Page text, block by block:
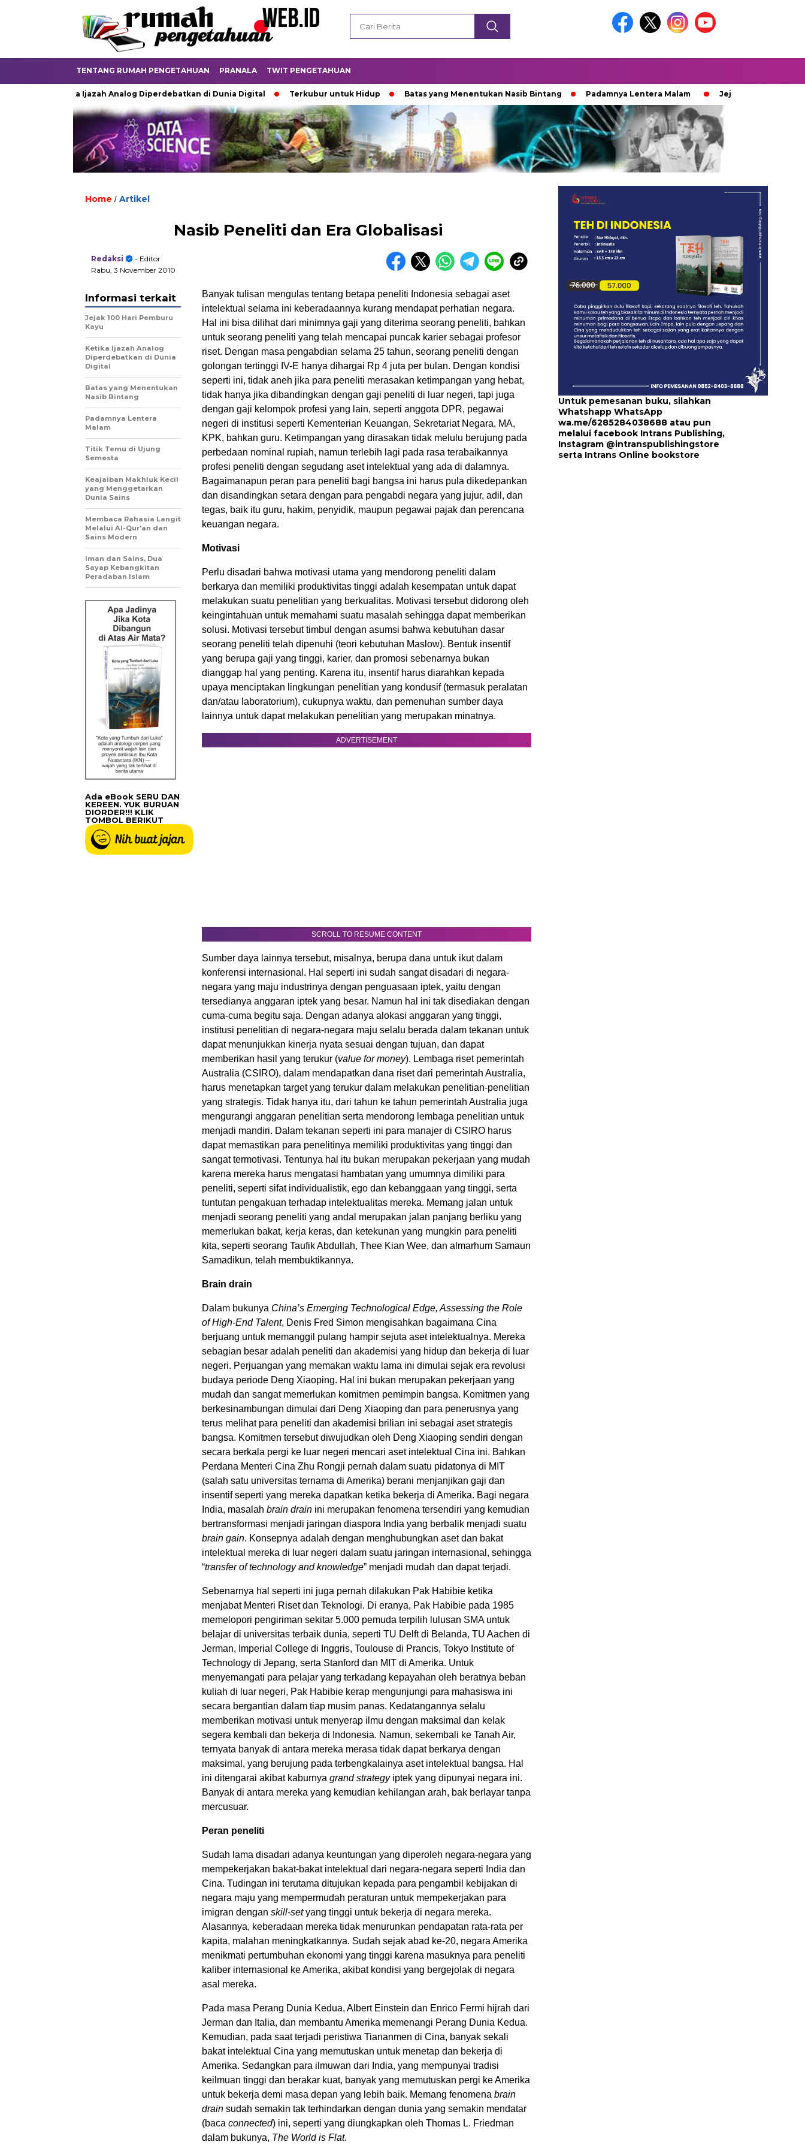
TENTANG RUMAH PENGETAHUAN PRANALA TWIT PENGETAHUAN
Ketika Ijazah Analog Diperdebatkan di Dunia Digital Terkubur untuk Hidup Batas yang Menentukan Nasib Bintang Padamnya Lentera Malam Jejak 100 Hari Pemburu Kayu
Home / Artikel
Nasib Peneliti dan Era Globalisasi
Redaksi
- Editor
Rabu, 3 November 2010
Banyak tulisan mengulas tentang betapa peneliti Indonesia sebagai aset
intelektual selama ini keberadaannya kurang mendapat perhatian negara.
Hal ini bisa dilihat dari minimnya gaji yang diterima seorang peneliti, bahkan
untuk seorang peneliti yang telah mencapai puncak karier sebagai profesor
riset. Dengan masa pengabdian selama 25 tahun, seorang peneliti dengan
golongan tertinggi IV-E hanya dihargai Rp 4 juta per bulan. Dengan kondisi
seperti ini, tidak aneh jika para peneliti merasakan ketimpangan yang hebat,
tidak hanya jika dibandingkan dengan gaji peneliti di luar negeri, tapi juga
dengan gaji kelompok profesi yang lain, seperti anggota DPR, pegawai
negeri di institusi seperti Kementerian Keuangan, Sekretariat Negara, MA,
KPK, bahkan guru. Ketimpangan yang dirasakan tidak melulu berujung pada
perbedaan nominal rupiah, namun terlebih lagi pada rasa terabaikannya
profesi peneliti dengan segudang aset intelektual yang ada di dalamnya.
Bagaimanapun peran para peneliti bagi bangsa ini harus pula dikedepankan
dan disandingkan setara dengan para pengabdi negara yang jujur, adil, dan
tegas, baik itu guru, hakim, penyidik, maupun pegawai pajak dan perencana
keuangan negara.
Motivasi
Perlu disadari bahwa motivasi utama yang mendorong peneliti dalam
berkarya dan memiliki produktivitas tinggi adalah kesempatan untuk dapat
melakukan suatu penelitian yang berkualitas. Motivasi tersebut didorong oleh
keingintahuan untuk memahami suatu masalah sehingga dapat memberikan
solusi. Motivasi tersebut timbul dengan asumsi bahwa kebutuhan dasar
seorang peneliti telah dipenuhi (teori kebutuhan Maslow). Bentuk insentif
yang berupa gaji yang tinggi, karier, dan promosi sebenarnya bukan
dianggap hal yang penting. Karena itu, insentif harus diarahkan kepada
upaya menciptakan lingkungan penelitian yang kondusif (termasuk peralatan
dan/atau laboratorium), cukupnya waktu, dan pemenuhan sumber daya
lainnya untuk dapat melakukan penelitian yang merupakan minatnya.
ADVERTISEMENT
SCROLL TO RESUME CONTENT
Sumber daya lainnya tersebut, misalnya, berupa dana untuk ikut dalam
konferensi internasional. Hal seperti ini sudah sangat disadari di negara-
negara yang maju industrinya dengan penguasaan iptek, yaitu dengan
tersedianya anggaran iptek yang besar. Namun hal ini tak disediakan dengan
cuma-cuma begitu saja. Dengan adanya alokasi anggaran yang tinggi,
institusi penelitian di negara-negara maju selalu berada dalam tekanan untuk
dapat menunjukkan kinerja nyata sesuai dengan tujuan, dan dapat
memberikan hasil yang terukur (value for money). Lembaga riset pemerintah
Australia (CSIRO), dalam mendapatkan dana riset dari pemerintah Australia,
harus menetapkan target yang terukur dalam melakukan penelitian-penelitian
yang strategis. Tidak hanya itu, dari tahun ke tahun pemerintah Australia juga
mengurangi anggaran penelitian serta mendorong lembaga penelitian untuk
menjadi mandiri. Dalam tekanan seperti ini para manajer di CSIRO harus
dapat memastikan para penelitinya memiliki produktivitas yang tinggi dan
sangat termotivasi. Tentunya hal itu bukan merupakan pekerjaan yang mudah
karena mereka harus mengatasi hambatan yang umumnya dimiliki para
peneliti, seperti sifat individualistik, ego dan kebanggaan yang tinggi, serta
tuntutan pengakuan terhadap intelektualitas mereka. Memang jalan untuk
menjadi seorang peneliti yang andal merupakan jalan panjang berliku yang
memerlukan bakat, kerja keras, dan ketekunan yang mungkin para peneliti
kita, seperti seorang Taufik Abdullah, Thee Kian Wee, dan almarhum Samaun
Samadikun, telah membuktikannya.
Brain drain
Dalam bukunya China’s Emerging Technological Edge, Assessing the Role
of High-End Talent, Denis Fred Simon mengisahkan bagaimana Cina
berjuang untuk memanggil pulang hampir sejuta aset intelektualnya. Mereka
sebagian besar adalah peneliti dan akademisi yang hidup dan bekerja di luar
negeri. Perjuangan yang memakan waktu lama ini dimulai sejak era revolusi
budaya periode Deng Xiaoping. Hal ini bukan merupakan pekerjaan yang
mudah dan sangat memerlukan komitmen pemimpin bangsa. Komitmen yang
berkesinambungan dimulai dari Deng Xiaoping dan para penerusnya yang
terus melihat para peneliti dan akademisi brilian ini sebagai aset strategis
bangsa. Komitmen tersebut diwujudkan oleh Deng Xiaoping sendiri dengan
secara berkala pergi ke luar negeri mencari aset intelektual Cina ini. Bahkan
Perdana Menteri Cina Zhu Rongji pernah dalam suatu pidatonya di MIT
(salah satu universitas ternama di Amerika) berani menjanjikan gaji dan
insentif seperti yang mereka dapatkan ketika bekerja di Amerika. Bagi negara
India, masalah brain drain ini merupakan fenomena tersendiri yang kemudian
bertransformasi menjadi jaringan diaspora India yang berbalik menjadi suatu
brain gain. Konsepnya adalah dengan menghubungkan aset dan bakat
intelektual mereka di luar negeri dalam suatu jaringan internasional, sehingga
“transfer of technology and knowledge” menjadi mudah dan dapat terjadi.
Sebenarnya hal seperti ini juga pernah dilakukan Pak Habibie ketika
menjabat Menteri Riset dan Teknologi. Di eranya, Pak Habibie pada 1985
memelopori pengiriman sekitar 5.000 pemuda terpilih lulusan SMA untuk
belajar di universitas terbaik dunia, seperti TU Delft di Belanda, TU Aachen di
Jerman, Imperial College di Inggris, Toulouse di Prancis, Tokyo Institute of
Technology di Jepang, serta Stanford dan MIT di Amerika. Untuk
menyemangati para pelajar yang terkadang kepayahan oleh beratnya beban
kuliah di luar negeri, Pak Habibie kerap mengunjungi para mahasiswa ini
secara bergantian dalam tiap musim panas. Kedatangannya selalu
memberikan motivasi untuk menyerap ilmu dengan maksimal dan kelak
segera kembali dan bekerja di Indonesia. Namun, sekembali ke Tanah Air,
ternyata banyak di antara mereka merasa tidak dapat berkarya dengan
maksimal, yang berujung pada terbengkalainya aset intelektual bangsa. Hal
ini ditengarai akibat kaburnya grand strategyiptek yang dipunyai negara ini.
Banyak di antara mereka yang kemudian kehilangan arah, bak berlayar tanpa
mercusuar.
Peran peneliti
Sudah lama disadari adanya keuntungan yang diperoleh negara-negara yang
mempekerjakan bakat-bakat intelektual dari negara-negara seperti India dan
Cina. Tudingan ini terutama ditujukan kepada para pengambil kebijakan di
negara maju yang mempermudah peraturan untuk mempekerjakan para
imigran dengan skill-setyang tinggi untuk bekerja di negara mereka.
Alasannya, keberadaan mereka tidak menurunkan pendapatan rata-rata per
kapita, malahan meningkatkannya. Sudah sejak abad ke-20, negara Amerika
menikmati pertumbuhan ekonomi yang tinggi karena masuknya para peneliti
kaliber internasional ke Amerika, akibat kondisi yang bergejolak di negara
asal mereka.
Pada masa Perang Dunia Kedua, Albert Einstein dan Enrico Fermi hijrah dari
Jerman dan Italia, dan membantu Amerika memenangi Perang Dunia Kedua.
Kemudian, pada saat terjadi peristiwa Tiananmen di Cina, banyak sekali
bakat intelektual Cina yang memutuskan untuk menetap dan bekerja di
Amerika. Sedangkan para ilmuwan dari India, yang mempunyai tradisi
keilmuan tinggi dan berakar kuat, banyak yang memutuskan pergi ke Amerika
untuk bekerja demi masa depan yang lebih baik. Memang fenomena brain
drain sudah semakin tak terhindarkan dengan dunia yang semakin mendatar
(baca connected) ini, seperti yang diungkapkan oleh Thomas L. Friedman
dalam bukunya, The World is Flat.
Informasi terkait
Jejak 100 Hari Pemburu
Kayu
Ketika Ijazah Analog
Diperdebatkan di Dunia
Digital
Batas yang Menentukan
Nasib Bintang
Padamnya Lentera
Malam
Titik Temu di Ujung
Semesta
Keajaiban Makhluk Kecil
yang Menggetarkan
Dunia Sains
Membaca Rahasia Langit
Melalui Al-Qur’an dan
Sains Modern
Iman dan Sains, Dua
Sayap Kebangkitan
Peradaban Islam
Ada eBook SERU DAN
KEREEN. YUK BURUAN
DIORDER!!! KLIK
TOMBOL BERIKUT
Untuk pemesanan buku, silahkan
Whatshapp WhatsApp
wa.me/6285284038688 atau pun
melalui facebook Intrans Publishing,
Instagram @intranspublishingstore
serta Intrans Online bookstore